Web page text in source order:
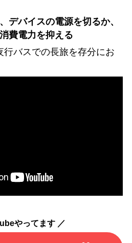
デバイスの電源を切るか、
費電力を抑える
行バスでの長旅を存分にお
やってます ／